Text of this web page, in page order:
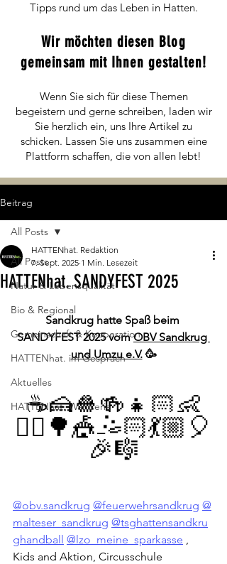
Tipps rund um das Leben in Hatten.​
Wir möchten diesen Blog
gemeinsam mit Ihnen gestalten!
Wenn Sie sich für diese Themen
begeistern und gerne schreiben, laden wir
Sie herzlich ein, uns Ihre Artikel zu
schicken. Lassen Sie uns zusammen eine
Plattform schaffen, die von allen lebt!
Beitrag
All Posts
Natur & Lebensqualität
Bio & Regional
Gemeinschaft & Kooperation
HATTENhat. im Gespräch
Aktuelles
HATTENhat. Wahlserie
All Posts
HATTENhat. SANDYFEST 2025
HATTENhat. Redaktion
7. Sept. 2025 1 Min. Lesezeit
Sandkrug hatte Spaß beim
SANDYFEST 2025 vom OBV Sandkrug
und Umzu e.V. 🥳
☕️🍰🍿🍻👧🏻👶
🤸‍♂️🌳🎪🤹🏻💃🏼🎈
🎉🎼
@obv.sandkrug @feuerwehrsandkrug @
malteser_sandkrug @tsghattensandkru
ghandball @lzo_meine_sparkasse ,
Kids and Aktion, Circusschule